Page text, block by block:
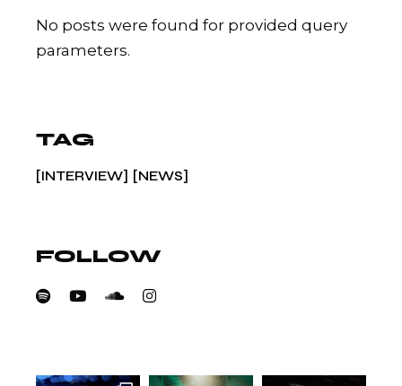
No posts were found for provided query
parameters.
TAG
INTERVIEW NEWS
FOLLOW